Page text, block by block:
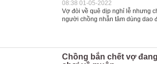
08:38 01-05-2022
Vợ đòi về quê dịp nghỉ lễ nhưng
người chồng nhẫn tâm dùng dao
Chồng bắn chết vợ